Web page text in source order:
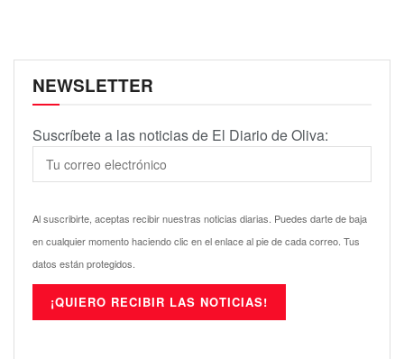
NEWSLETTER
Suscríbete a las noticias de El Diario de Oliva:
Al suscribirte, aceptas recibir nuestras noticias diarias. Puedes darte de baja
en cualquier momento haciendo clic en el enlace al pie de cada correo. Tus
datos están protegidos.